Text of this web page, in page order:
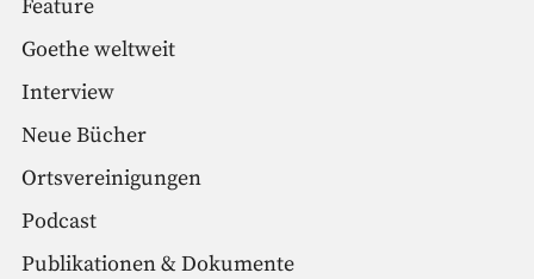
Feature
Goethe weltweit
Interview
Neue Bücher
Ortsvereinigungen
Podcast
Publikationen & Dokumente